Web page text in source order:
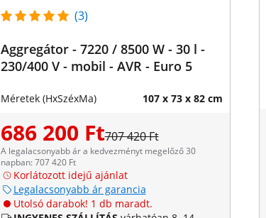
(3)
Aggregátor - 7220 / 8500 W - 30 l -
230/400 V - mobil - AVR - Euro 5
Méretek (HxSzéxMa) 107 x 73 x 82 cm
686 200 Ft707 420 Ft
A legalacsonyabb ár a kedvezményt megelőző 30
napban: 707 420 Ft
Korlátozott idejű ajánlat
Legalacsonyabb ár garancia
Utolsó darabok! 1 db maradt.